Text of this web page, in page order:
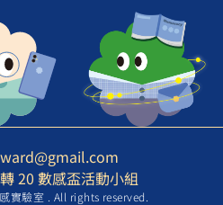
20 數感盃活動小組
實驗室 . All rights reserved.